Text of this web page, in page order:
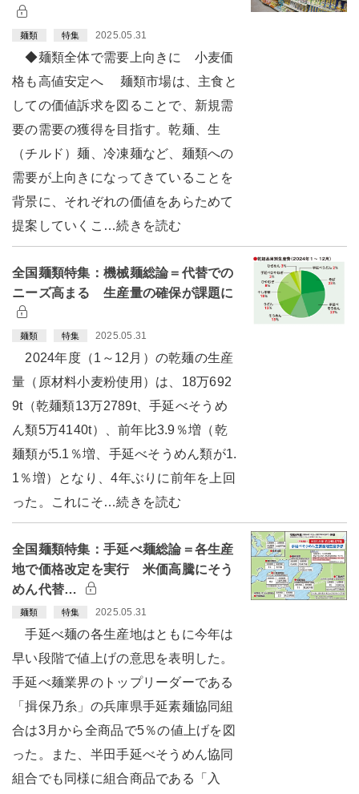
麺類 特集 2025.05.31
◆麺類全体で需要上向きに 小麦価
格も高値安定へ 麺類市場は、主食と
しての価値訴求を図ることで、新規需
要の需要の獲得を目指す。乾麺、生
（チルド）麺、冷凍麺など、麺類への
需要が上向きになってきていることを
背景に、それぞれの価値をあらためて
提案していくこ…続きを読む
全国麺類特集：機械麺総論＝代替での
ニーズ高まる 生産量の確保が課題に
麺類 特集 2025.05.31
2024年度（1～12月）の乾麺の生産
量（原材料小麦粉使用）は、18万692
9t（乾麺類13万2789t、手延べそうめ
ん類5万4140t）、前年比3.9％増（乾
麺類が5.1％増、手延べそうめん類が1.
1％増）となり、4年ぶりに前年を上回
った。これにそ…続きを読む
全国麺類特集：手延べ麺総論＝各生産
地で価格改定を実行 米価高騰にそう
めん代替…
麺類 特集 2025.05.31
手延べ麺の各生産地はともに今年は
早い段階で値上げの意思を表明した。
手延べ麺業界のトップリーダーである
「揖保乃糸」の兵庫県手延素麺協同組
合は3月から全商品で5％の値上げを図
った。また、半田手延べそうめん協同
組合でも同様に組合商品である「入